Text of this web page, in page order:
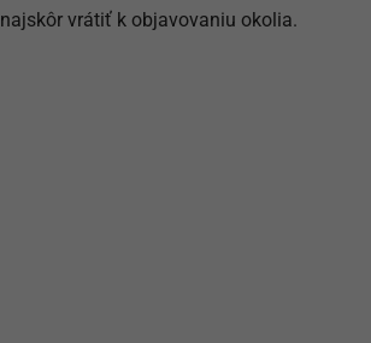
vrátiť k objavovaniu okolia.